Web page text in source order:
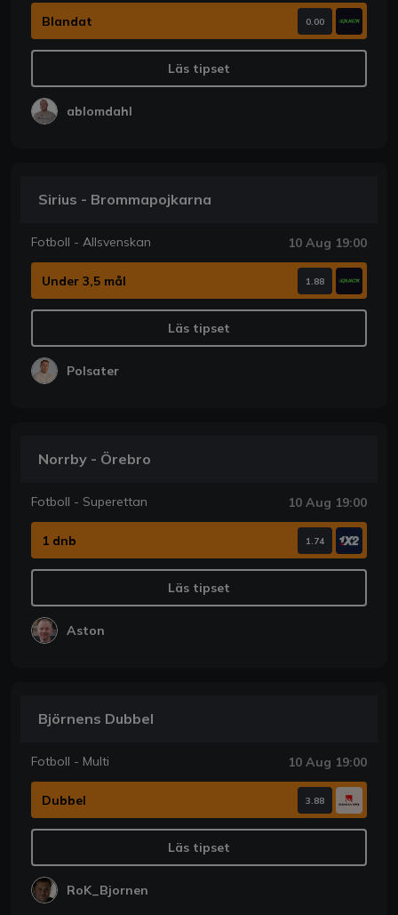
Blandat 0.00
Läs tipset
ablomdahl
Sirius - Brommapojkarna
Fotboll - Allsvenskan 10 Aug 19:00
Under 3,5 mål 1.88
Läs tipset
Polsater
Norrby - Örebro
Fotboll - Superettan 10 Aug 19:00
1 dnb 1.74
Läs tipset
Aston
Björnens Dubbel
Fotboll - Multi 10 Aug 19:00
Dubbel 3.88
Läs tipset
RoK_Bjornen